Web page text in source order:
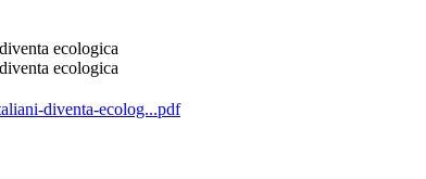
ecologica
ecologica
diventa-ecolog...pdf